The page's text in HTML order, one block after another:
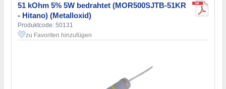
51 kOhm 5% 5W bedrahtet (MOR500SJTB-51KR
- Hitano) (Metalloxid)
Produktcode: 50131
zu Favoriten hinzufügen